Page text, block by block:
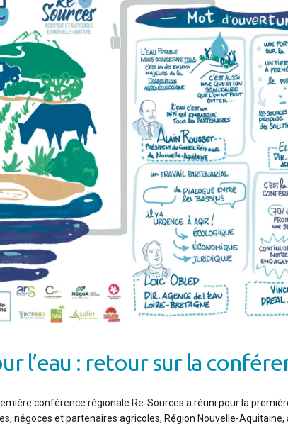
l’eau : retour sur la
conférence régionale Re-Sources a réuni pour la
négoces et partenaires agricoles, Région Nouvelle-Aquitaine,